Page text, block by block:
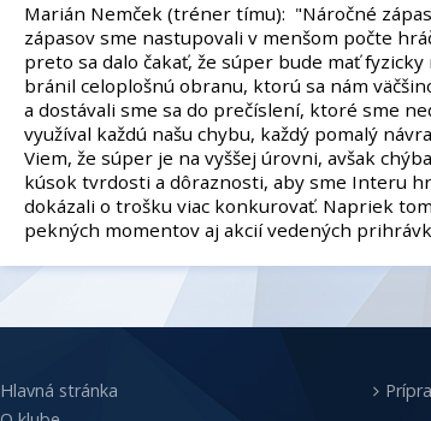
Marián Nemček (tréner tímu): "Náročné
zápasov sme nastupovali v menšom počte
preto sa dalo čakať, že súper bude mať
bránil celoplošnú obranu, ktorú sa nám
a dostávali sme sa do prečíslení, ktoré sme
využíval každú našu chybu, každý pomalý
Viem, že súper je na vyššej úrovni, avšak
kúsok tvrdosti a dôraznosti, aby sme Interu
dokázali o trošku viac konkurovať. Napriek
pekných momentov aj akcií vedených
Hlavná stránka